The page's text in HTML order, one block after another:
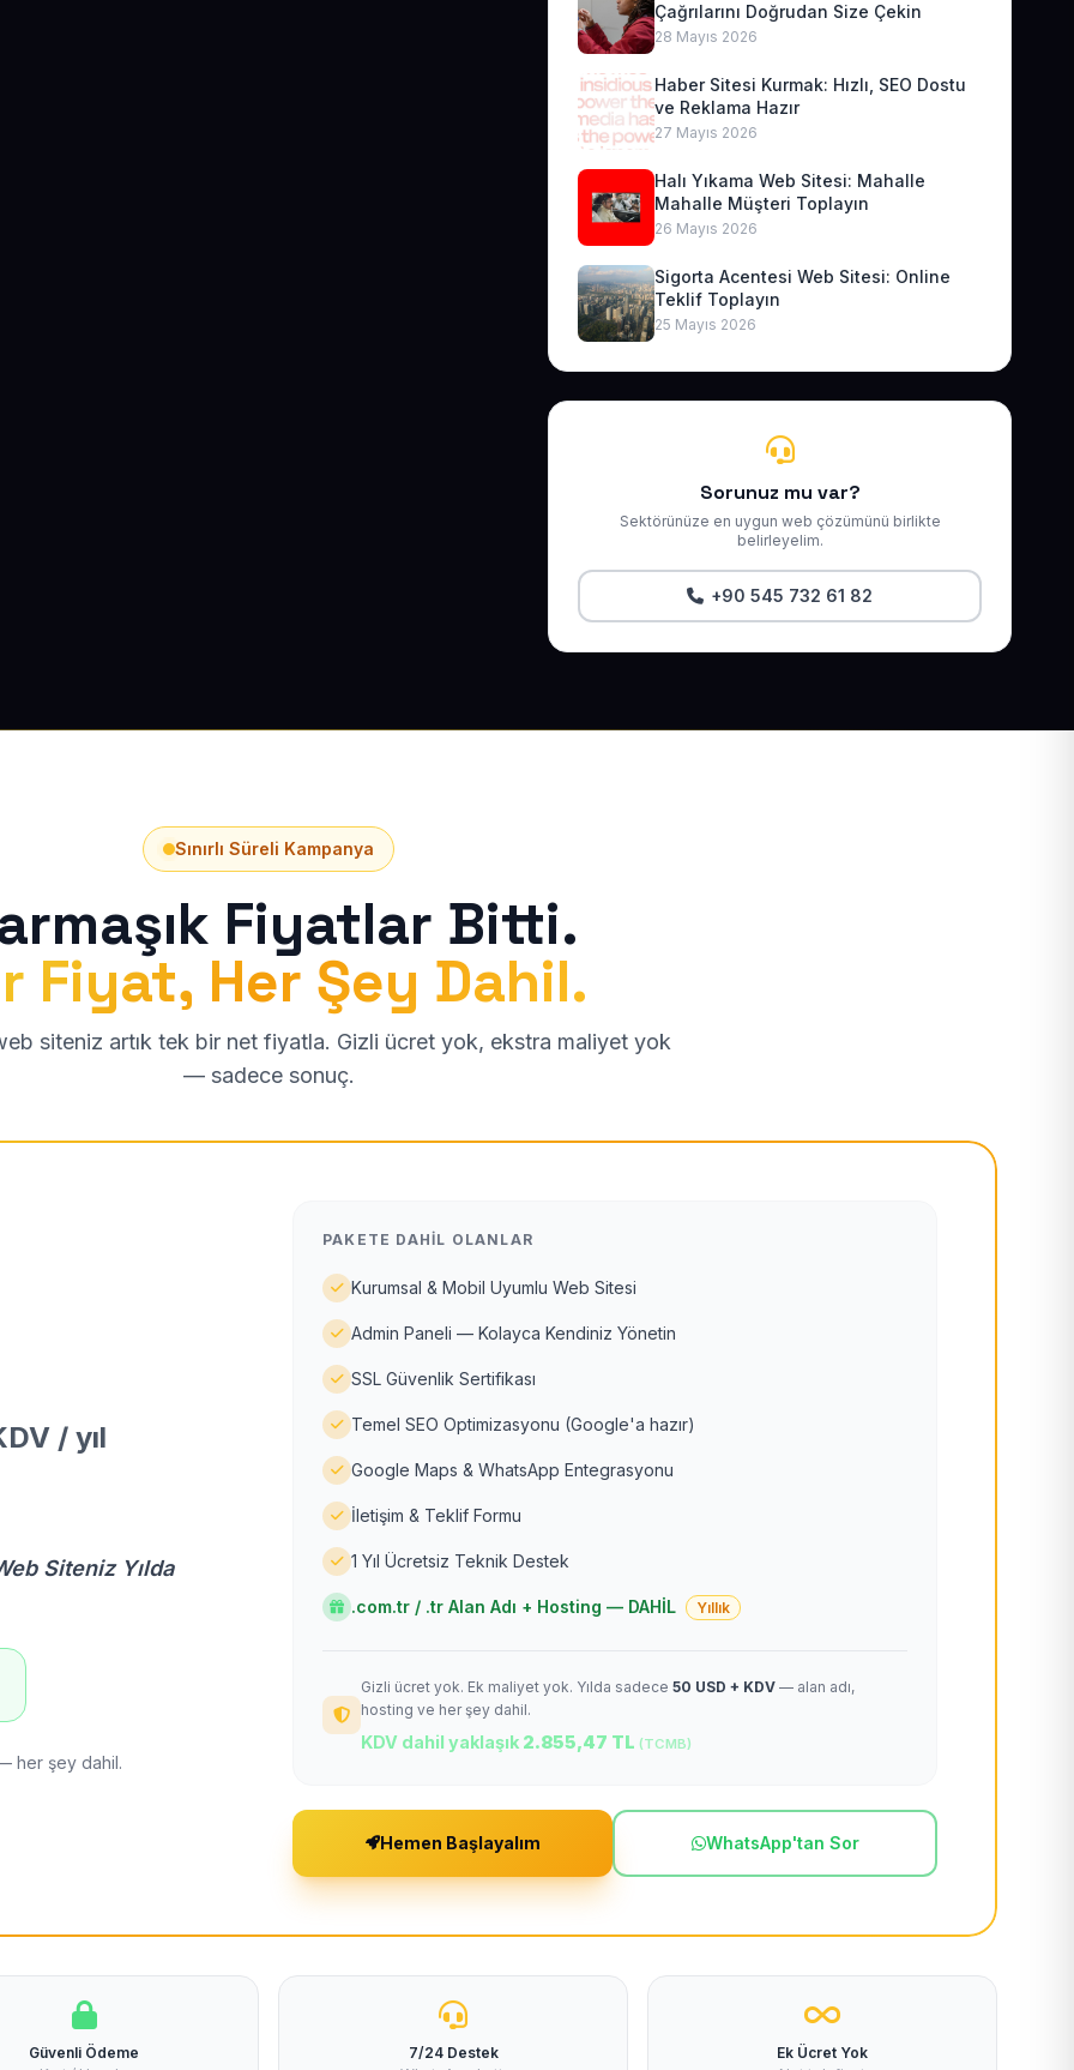
Çağrılarını Doğrudan Size Çekin
28 Mayıs 2026
Haber Sitesi Kurmak: Hızlı, SEO Dostu
ve Reklama Hazır
27 Mayıs 2026
Halı Yıkama Web Sitesi: Mahalle
Mahalle Müşteri Toplayın
26 Mayıs 2026
Sigorta Acentesi Web Sitesi: Online
Teklif Toplayın
25 Mayıs 2026
Sorunuz mu var?
Sektörünüze en uygun web çözümünü birlikte
belirleyelim.
+90 545 732 61 82
Sınırlı Süreli Kampanya
Fiyatlar Bitti.
Fiyat, Her Şey Dahil.
siteniz artık tek bir net fiyatla. Gizli ücret yok, ekstra maliyet yok
— sadece sonuç.
/ yıl
Siteniz Yılda
her şey dahil.
PAKETE DAHIL OLANLAR
Kurumsal & Mobil Uyumlu Web Sitesi
Admin Paneli — Kolayca Kendiniz Yönetin
SSL Güvenlik Sertifikası
Temel SEO Optimizasyonu (Google'a hazır)
Google Maps & WhatsApp Entegrasyonu
İletişim & Teklif Formu
1 Yıl Ücretsiz Teknik Destek
.com.tr / .tr Alan Adı + Hosting — DAHİL Yıllık
Gizli ücret yok. Ek maliyet yok. Yılda sadece 50 USD + KDV — alan adı,
hosting ve her şey dahil.
KDV dahil yaklaşık 2.855,47 TL (TCMB)
Hemen Başlayalım WhatsApp'tan Sor
Güvenli Ödeme
7/24 Destek
Ek Ücret Yok